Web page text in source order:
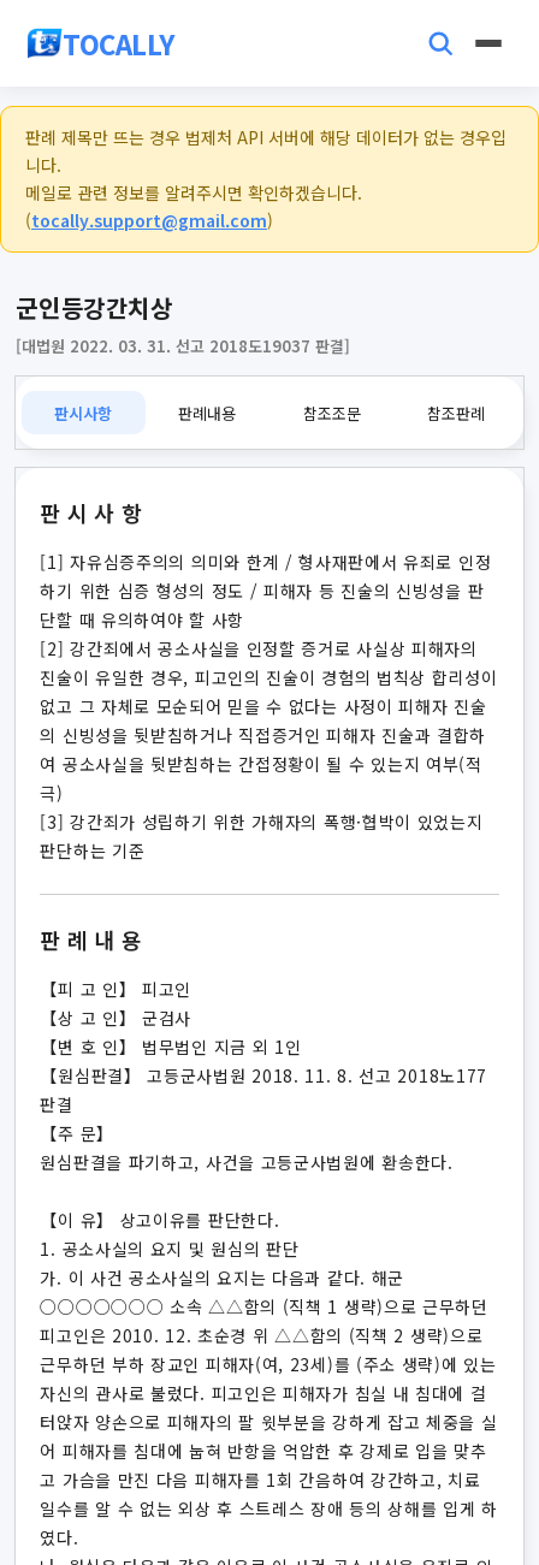
TOCALLY
판례 제목만 뜨는 경우 법제처 API 서버에 해당 데이터가 없는 경우입
니다.
메일로 관련 정보를 알려주시면 확인하겠습니다.
(tocally.support@gmail.com)
군인등강간치상
[대법원 2022. 03. 31. 선고 2018도19037 판결]
판시사항 판례내용 참조조문 참조판례
판시사항
[1] 자유심증주의의 의미와 한계 / 형사재판에서 유죄로 인정
하기 위한 심증 형성의 정도 / 피해자 등 진술의 신빙성을 판
단할 때 유의하여야 할 사항
[2] 강간죄에서 공소사실을 인정할 증거로 사실상 피해자의
진술이 유일한 경우, 피고인의 진술이 경험의 법칙상 합리성이
없고 그 자체로 모순되어 믿을 수 없다는 사정이 피해자 진술
의 신빙성을 뒷받침하거나 직접증거인 피해자 진술과 결합하
여 공소사실을 뒷받침하는 간접정황이 될 수 있는지 여부(적
극)
[3] 강간죄가 성립하기 위한 가해자의 폭행·협박이 있었는지
판단하는 기준
판례내용
【피 고 인】 피고인
【상 고 인】 군검사
【변 호 인】 법무법인 지금 외 1인
【원심판결】 고등군사법원 2018. 11. 8. 선고 2018노177
판결
【주 문】
원심판결을 파기하고, 사건을 고등군사법원에 환송한다.
【이 유】 상고이유를 판단한다.
1. 공소사실의 요지 및 원심의 판단
가. 이 사건 공소사실의 요지는 다음과 같다. 해군
○○○○○○○ 소속 △△함의 (직책 1 생략)으로 근무하던
피고인은 2010. 12. 초순경 위 △△함의 (직책 2 생략)으로
근무하던 부하 장교인 피해자(여, 23세)를 (주소 생략)에 있는
자신의 관사로 불렀다. 피고인은 피해자가 침실 내 침대에 걸
터앉자 양손으로 피해자의 팔 윗부분을 강하게 잡고 체중을 실
어 피해자를 침대에 눕혀 반항을 억압한 후 강제로 입을 맞추
고 가슴을 만진 다음 피해자를 1회 간음하여 강간하고, 치료
일수를 알 수 없는 외상 후 스트레스 장애 등의 상해를 입게 하
였다.